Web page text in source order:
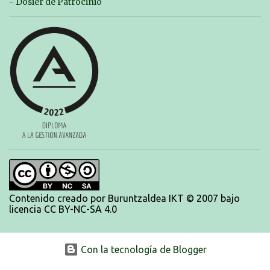
Contenido creado por Buruntzaldea IKT © 2007 bajo
licencia CC BY-NC-SA 4.0
Con la tecnología de Blogger